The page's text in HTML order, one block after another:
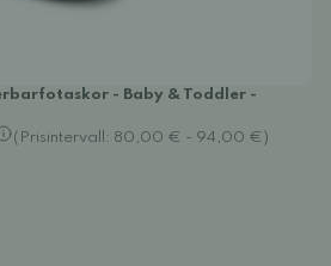
- Baby & Toddler -
(Prisintervall: 80,00 € - 94,00 €)